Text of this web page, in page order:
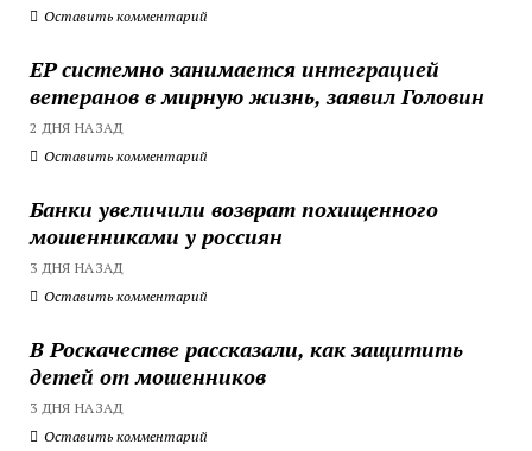
Оставить комментарий
ЕР системно занимается интеграцией
ветеранов в мирную жизнь, заявил Головин
2 ДНЯ НАЗАД
Оставить комментарий
Банки увеличили возврат похищенного
мошенниками у россиян
3 ДНЯ НАЗАД
Оставить комментарий
В Роскачестве рассказали, как защитить
детей от мошенников
3 ДНЯ НАЗАД
Оставить комментарий